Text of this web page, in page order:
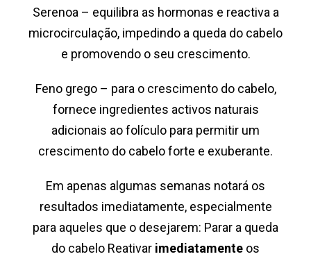
Serenoa – equilibra as hormonas e reactiva a
microcirculação, impedindo a queda do cabelo
e promovendo o seu crescimento.
Feno grego – para o crescimento do cabelo,
fornece ingredientes activos naturais
adicionais ao folículo para permitir um
crescimento do cabelo forte e exuberante.
Em apenas algumas semanas notará os
resultados imediatamente, especialmente
para aqueles que o desejarem: Parar a queda
do cabelo Reativar imediatamente os